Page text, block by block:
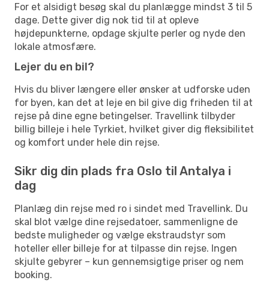
For et alsidigt besøg skal du planlægge mindst 3 til 5
dage. Dette giver dig nok tid til at opleve
højdepunkterne, opdage skjulte perler og nyde den
lokale atmosfære.
Lejer du en bil?
Hvis du bliver længere eller ønsker at udforske uden
for byen, kan det at leje en bil give dig friheden til at
rejse på dine egne betingelser. Travellink tilbyder
billig billeje i hele Tyrkiet, hvilket giver dig fleksibilitet
og komfort under hele din rejse.
Sikr dig din plads fra Oslo til Antalya i
dag
Planlæg din rejse med ro i sindet med Travellink. Du
skal blot vælge dine rejsedatoer, sammenligne de
bedste muligheder og vælge ekstraudstyr som
hoteller eller billeje for at tilpasse din rejse. Ingen
skjulte gebyrer – kun gennemsigtige priser og nem
booking.